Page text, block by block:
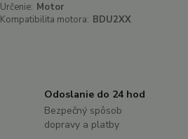
Určenie: Motor
Kompatibilita motora: BDU2XX
Odoslanie do 24 hod
Bezpečný spôsob
dopravy a platby